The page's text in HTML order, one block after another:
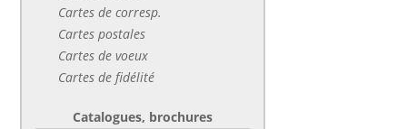
Cartes de corresp.
Cartes postales
Cartes de voeux
Cartes de fidélité
Catalogues, brochures